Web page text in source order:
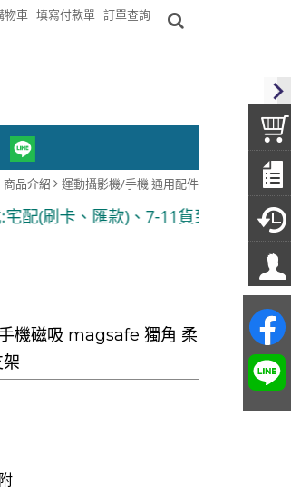
物車 填寫付款單 訂單查詢
商品介紹 運動攝影機/手機 通用配件
11貨到付款 ●隨貨附發票
機磁吸 magsafe 獨角 柔